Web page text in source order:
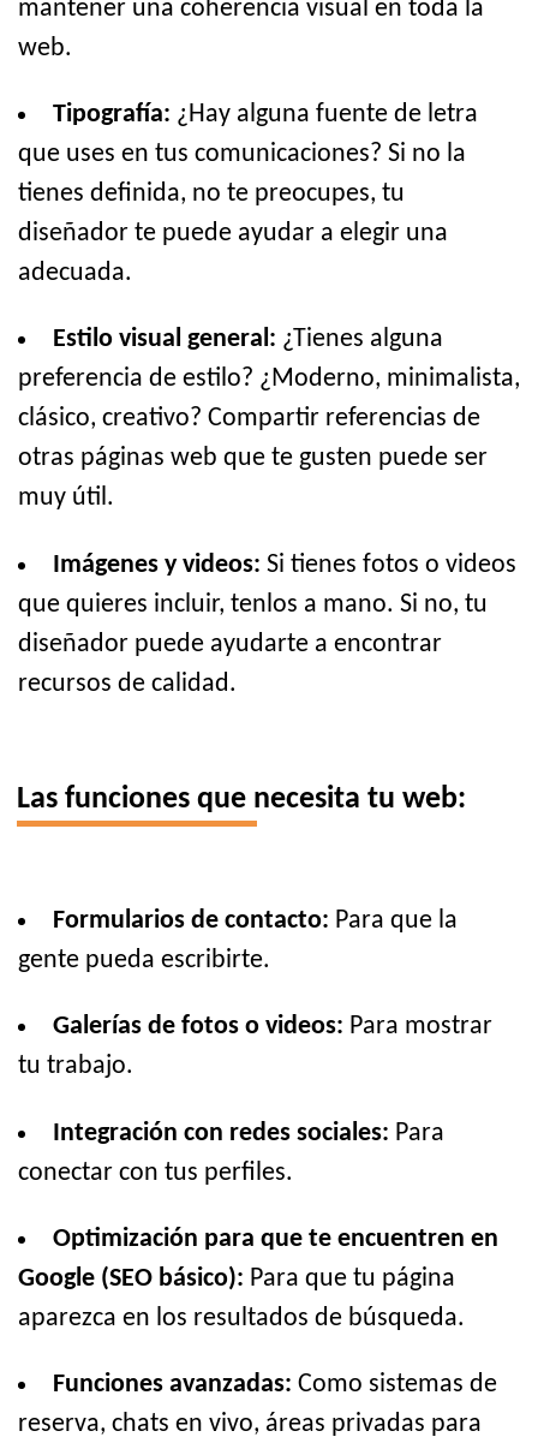
mantener una coherencia visual en toda la
web.
Tipografía: ¿Hay alguna fuente de letra
que uses en tus comunicaciones? Si no la
tienes definida, no te preocupes, tu
diseñador te puede ayudar a elegir una
adecuada.
Estilo visual general: ¿Tienes alguna
preferencia de estilo? ¿Moderno, minimalista,
clásico, creativo? Compartir referencias de
otras páginas web que te gusten puede ser
muy útil.
Imágenes y videos: Si tienes fotos o videos
que quieres incluir, tenlos a mano. Si no, tu
diseñador puede ayudarte a encontrar
recursos de calidad.
Las funciones que necesita tu web:
Formularios de contacto: Para que la
gente pueda escribirte.
Galerías de fotos o videos: Para mostrar
tu trabajo.
Integración con redes sociales: Para
conectar con tus perfiles.
Optimización para que te encuentren en
Google (SEO básico): Para que tu página
aparezca en los resultados de búsqueda.
Funciones avanzadas: Como sistemas de
reserva, chats en vivo, áreas privadas para